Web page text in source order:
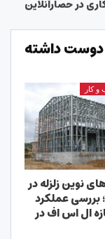
در حصارآنلاین
داشته
کار
نوین زلزله در
بررسی عملکرد
ال اس اف در